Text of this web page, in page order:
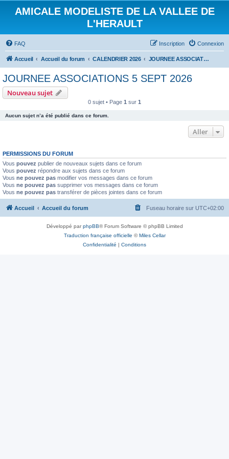
AMICALE MODELISTE DE LA VALLEE DE
L'HERAULT
FAQ Connexion
Inscription
Accueil Accueil du forum CALENDRIER 2026 JOURNEE ASSOCIATIONS 5 SEPT 2026
JOURNEE ASSOCIATIONS 5 SEPT 2026
Nouveau sujet
0 sujet • Page 1 sur 1
Aucun sujet n’a été publié dans ce forum.
Aller
PERMISSIONS DU FORUM
Vous pouvez publier de nouveaux sujets dans ce forum
Vous pouvez répondre aux sujets dans ce forum
Vous ne pouvez pas modifier vos messages dans ce forum
Vous ne pouvez pas supprimer vos messages dans ce forum
Vous ne pouvez pas transférer de pièces jointes dans ce forum
Accueil Accueil du forum Fuseau horaire sur UTC+02:00
Développé parphpBB® Forum Software © phpBB Limited
Traduction française officielle ©Miles Cellar
Confidentialité | Conditions